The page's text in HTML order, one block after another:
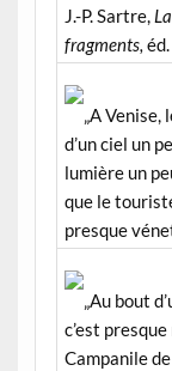
J.-P. Sartre,
fragments,
„A
d’un ciel un
lumière un
que le
presque
„Au bout
c’est
Campanile